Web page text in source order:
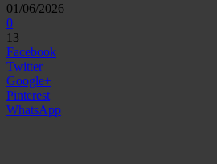
01/06/2026
0
13
Facebook
Twitter
Google+
Pinterest
WhatsApp